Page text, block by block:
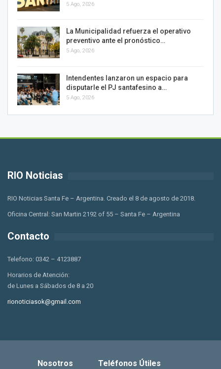
5 Ago, 2026
La Municipalidad refuerza el operativo
preventivo ante el pronóstico…
5 Ago, 2026
Intendentes lanzaron un espacio para
disputarle el PJ santafesino a…
5 Ago, 2026
RIO Noticias
RIO Noticias Santa Fe – Argentina. Creado el 8 de agosto de 2018.
Oficina Central: San Martin 2192 of 55 – Santa Fe – Argentina
Contacto
Telefono: 0342 – 4123887
Horarios de Atención:
de Lunes a Sábados de 8 a 20
rionoticiasok@gmail.com
Nosotros Teléfonos Útiles